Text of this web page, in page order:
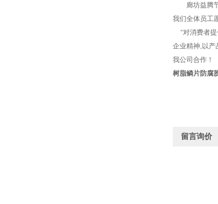
廊坊益腾节
我们全体员工
“对消费者提
企业精神,以产
我公司合作！
树脂鳞片防腐
留言询价